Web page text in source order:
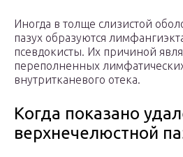
Иногда в толще слизистой
пазух образуются
псевдокисты. Их причиной
переполненных
внутритканевого отека.
Когда показано
верхнечелюстной